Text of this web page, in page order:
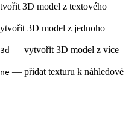
3D model z textového
3D model z jednoho
— vytvořit 3D model z více
— přidat texturu k náhledové